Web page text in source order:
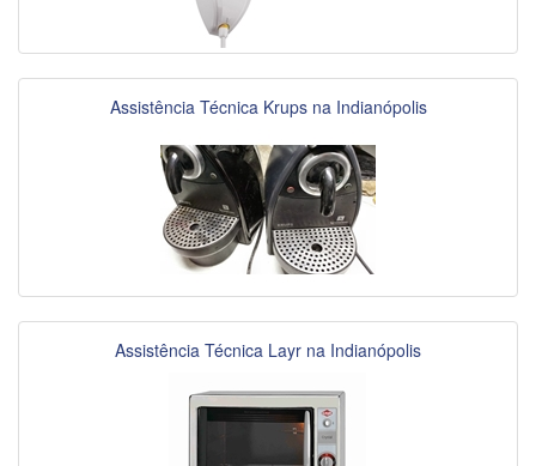
Assistência Técnica Krups na Indianópolis
Assistência Técnica Layr na Indianópolis